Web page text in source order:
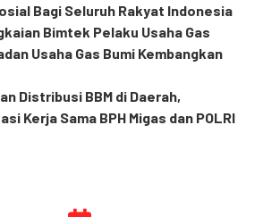
Bagi Seluruh Rakyat Indonesia
Bimtek Pelaku Usaha Gas
Usaha Gas Bumi Kembangkan
Distribusi BBM di Daerah,
Kerja Sama BPH Migas dan POLRI